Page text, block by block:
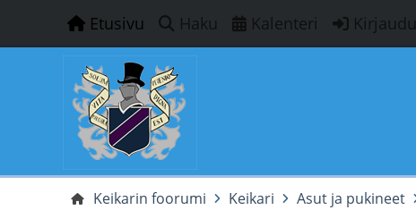
Etusivu Haku Kalenteri Kirjaudu
Keikarin foorumi Keikari Asut ja pukineet